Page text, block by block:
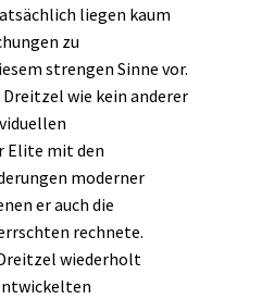
liegen kaum
zu
strengen Sinne vor.
wie kein anderer
Elite mit den
moderner
er auch die
rechnete.
wiederholt